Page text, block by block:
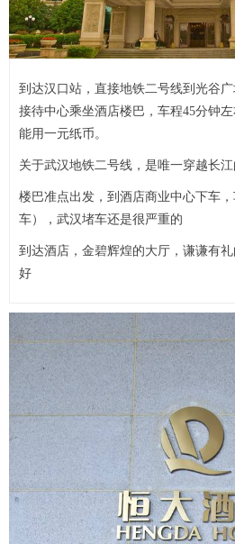
到达汉口站，直接地铁二号线到光谷
接待中心乘坐酒店楼巴，车程45分钟
能用一元纸币。
关于武汉地铁二号线，是唯一穿越长江
楼巴准点出发，到酒店商业中心下车
车），武汉堵车还是很严重的
到达酒店，金碧辉煌的大厅，谦谦有
好